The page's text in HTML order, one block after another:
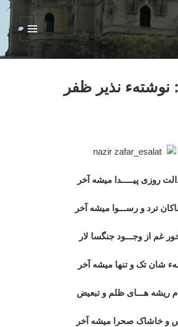
فهرست
ابزارک‌ها
نوشتهء نذیر ظفر
روزی پیـــــدا میشه آخر
ترد و رســـوا میشه آخر
غم از وجـــود جنگسا لار
شان تک و تنها میشه آخر
ریشه هـــای ظلم و تبعیض
و خاشاک صحرا میشه آخر